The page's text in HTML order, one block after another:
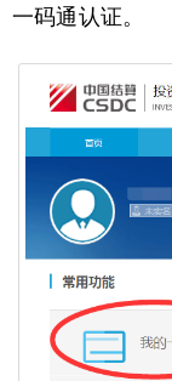
一码通认证。